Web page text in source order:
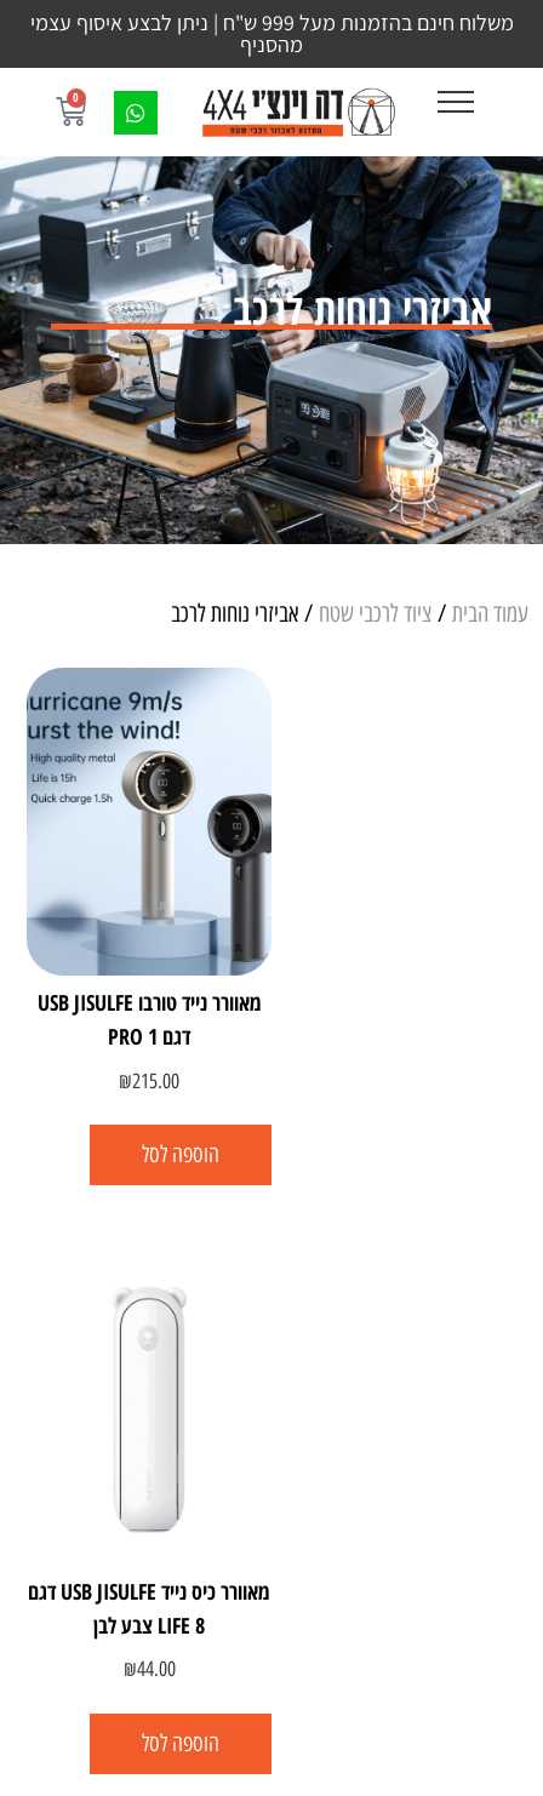
משלוח חינם בהזמנות מעל 999 ש"ח | ניתן לבצע איסוף עצמי
מהסניף
0
אביזרי נוחות לרכב
עמוד הבית / ציוד לרכבי שטח / אביזרי נוחות לרכב
מאוורר נייד טורבו USB JISULFE
דגם PRO 1
₪215.00
הוספה לסל
מאוורר כיס נייד USB JISULFE דגם
LIFE 8 צבע לבן
₪44.00
הוספה לסל